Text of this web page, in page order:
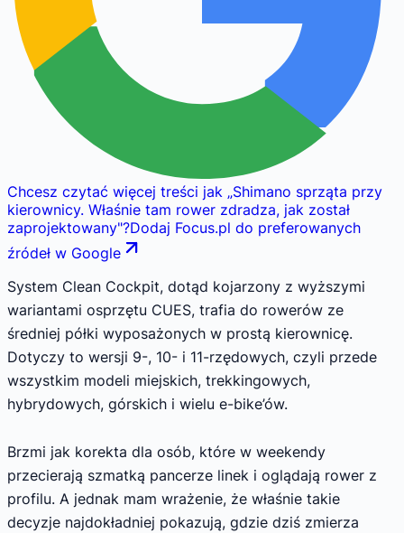
Chcesz czytać więcej treści jak „Shimano sprząta przy
kierownicy. Właśnie tam rower zdradza, jak został
zaprojektowany"?Dodaj Focus.pl do preferowanych
źródeł w Google
System Clean Cockpit, dotąd kojarzony z wyższymi
wariantami osprzętu CUES, trafia do rowerów ze
średniej półki wyposażonych w prostą kierownicę.
Dotyczy to wersji 9-, 10- i 11-rzędowych, czyli przede
wszystkim modeli miejskich, trekkingowych,
hybrydowych, górskich i wielu e-bike’ów.
Brzmi jak korekta dla osób, które w weekendy
przecierają szmatką pancerze linek i oglądają rower z
profilu. A jednak mam wrażenie, że właśnie takie
decyzje najdokładniej pokazują, gdzie dziś zmierza